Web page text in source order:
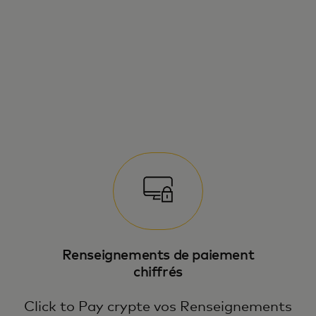
Inscrivez-vous une fois, sélectionnez «
appareils mémorisés » et profitez de
Paiement rapides, sans mot de passe.
Renseignements de paiement
chiffrés
Click to Pay crypte vos Renseignements